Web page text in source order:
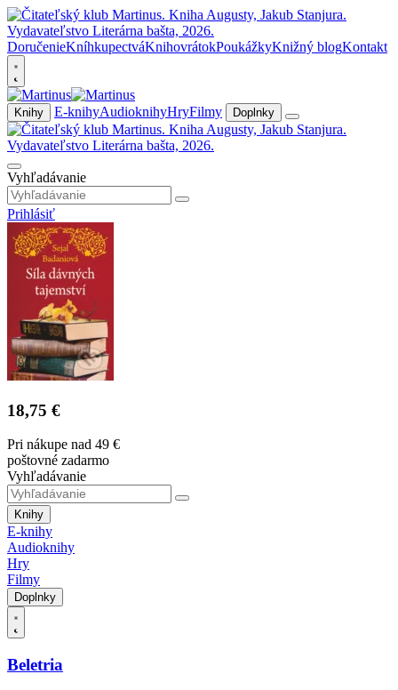
DoručenieKníhkupectváKnihovrátokPoukážkyKnižný blogKontakt
Knihy E-knihyAudioknihyHryFilmy Doplnky
Vyhľadávanie
Prihlásiť
18,75 €
Pri nákupe nad 49 €
poštovné zadarmo
Vyhľadávanie
Knihy
E-knihy
Audioknihy
Hry
Filmy
Doplnky
Beletria